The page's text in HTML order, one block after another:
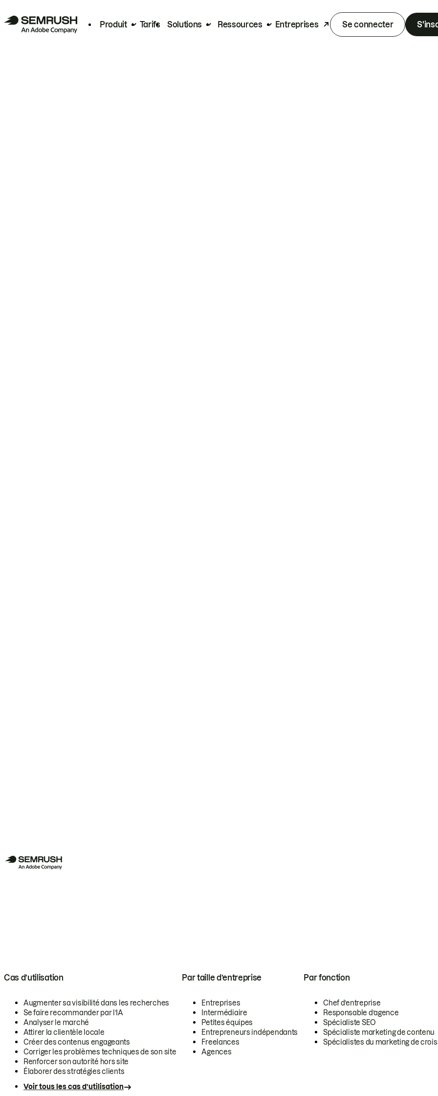
Produit Tarifs Solutions Ressources Entreprises Se connecter
Cas d’utilisation
Augmenter sa visibilité dans les recherches
Se faire recommander par l’IA
Analyser le marché
Attirer la clientèle locale
Créer des contenus engageants
Corriger les problèmes techniques de son site
Renforcer son autorité hors site
Élaborer des stratégies clients
Voir tous les cas d’utilisation
Par taille d’entreprise
Entreprises
Intermédiaire
Petites équipes
Entrepreneurs indépendants
Freelances
Agences
Par fonction
Chef d’entreprise
Responsable d’agence
Spécialiste SEO
Spécialiste marketing de contenu
Spécialistes du marketing de